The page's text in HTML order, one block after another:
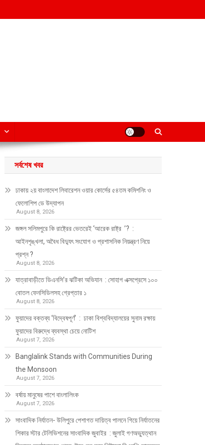
সর্বশেষ খবর
ঢাকায় ২য় বাংলাদেশ লিবারেশন ওয়ার কোর্সের ৫৪তম কমিশনিং ও
ফেলোশিপ ডে উদ্‌যাপন
August 8, 2026
জঙ্গল সলিমপুরে কি রাষ্ট্রের ভেতরেই ‘আরেক রাষ্ট্র ’? :
আইনশৃঙ্খলা, অবৈধ বিদ্যুৎ সংযোগ ও প্রশাসনিক নিয়ন্ত্রণ নিয়ে
প্রশ্ন ?
August 8, 2026
যাত্রাবাড়ীতে ডিএনসি’র ঝটিকা অভিযান : সোহাগ এক্সপ্রেসে ১০০
বোতল ফেনসিডিলসহ গ্রেপ্তার ১
August 8, 2026
ফুয়াদের বক্তব্য ‘বিদ্বেষপূর্ণ’ : ঢাকা বিশ্ববিদ্যালয়ের সুনাম রক্ষায়
ফুয়াদের বিরুদ্ধে ব্যবস্থা চেয়ে নোটিশ
August 7, 2026
Banglalink Stands with Communities During
the Monsoon
August 7, 2026
বর্ষায় মানুষের পাশে বাংলালিংক
August 7, 2026
সাংবাদিক নির্যাতন- উলিপুরে পেশাগত দায়িত্ব পালনে গিয়ে নির্যাতনের
শিকার স্টার টেলিভিশনের সাংবাদিক জুবাইর : জুলাই গণঅভ্যুত্থান